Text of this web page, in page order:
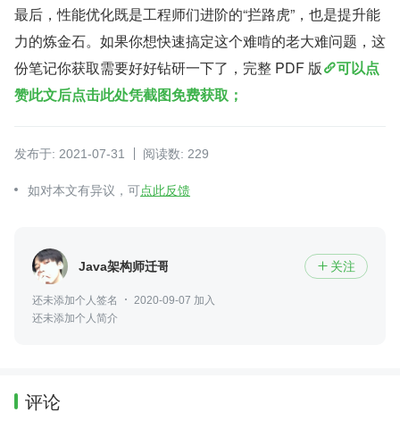
最后，性能优化既是工程师们进阶的“拦路虎”，也是提升能
力的炼金石。如果你想快速搞定这个难啃的老大难问题，这
份笔记你获取需要好好钻研一下了，完整 PDF 版
可以点
赞此文后点击此处凭截图免费获取；
发布于: 2021-07-31 阅读数: 229
如对本文有异议，可点此反馈
Java架构师迁哥  关注
还未添加个人签名
2020-09-07 加入
还未添加个人简介
评论